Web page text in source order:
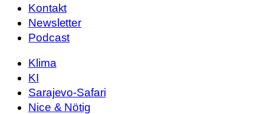
Kontakt
Newsletter
Podcast
Klima
KI
Sarajevo-Safari
Nice & Nötig